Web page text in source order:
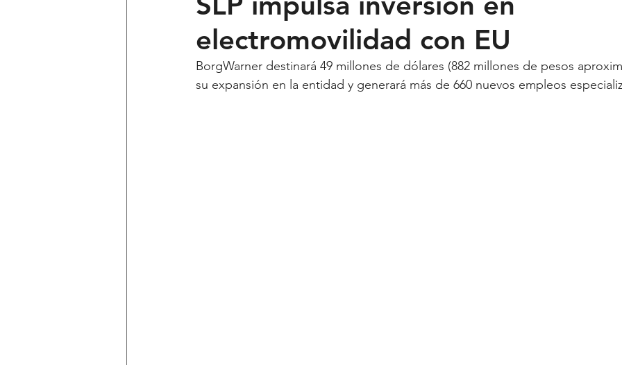
Ciencia y Tecnología Voces Feministas Pequeño País Fusión
Mi Cuarto Quintana Roo SLP Salud UASLP Congreso
electromovilidad con EU
BorgWarner destinará 49 millones de dólares (882 millones de pesos
su expansión en la entidad y generará más de 660 nuevos empleos